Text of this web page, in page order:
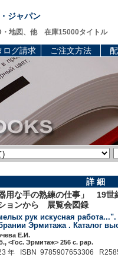
ジャパン
・地図、他 在庫15000タイトル
ログ請求 ご注文方法
詳 細
器用な手の熟練の仕事」 19
ョンから 展覧会図録
рук искусная
Эрмитажа . Каталог
Е.И.
<Гос. Эрмитаж> 256 c. pap.
年 ISBN 9785907653306